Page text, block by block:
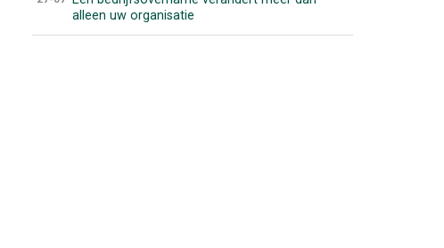
alleen uw organisatie